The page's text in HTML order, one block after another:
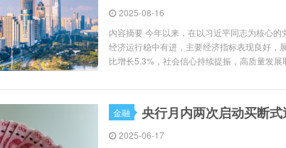
2025-08-16
内容摘要 今年以来，在以习近平同志为核心
经济运行稳中有进，主要经济指标表现良好，
比增长5.3%，社会信心持续提振，高质量发展
金融 央行月内两次启动买断
2025-06-17